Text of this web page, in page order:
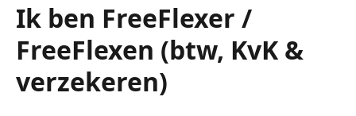
Ik ben FreeFlexer /
FreeFlexen (btw, KvK &
verzekeren)